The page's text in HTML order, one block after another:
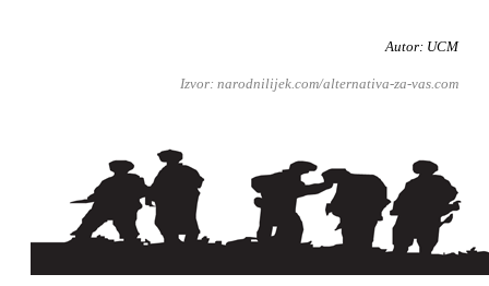
Autor: UCM
Izvor: narodnilijek.com/alternativa-za-vas.com